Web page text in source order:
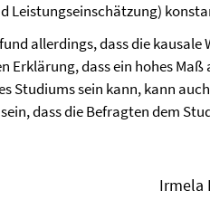
Leistungseinschätzung)
allerdings, dass die
Erklärung, dass ein hohes
Studiums sein kann, kann
dass die Befragten dem
Irmela